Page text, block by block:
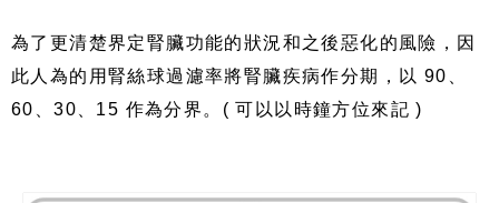
為了更清楚界定腎臟功能的狀況和之後惡化的風險，因
此人為的用腎絲球過濾率將腎臟疾病作分期，以 90、
60、30、15 作為分界。( 可以以時鐘方位來記 )